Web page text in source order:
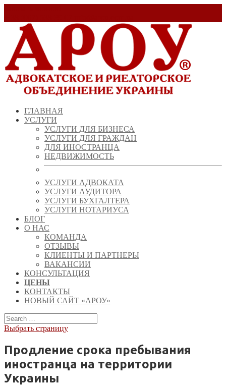
ГЛАВНАЯ
УСЛУГИ
УСЛУГИ ДЛЯ БИЗНЕСА
УСЛУГИ ДЛЯ ГРАЖДАН
ДЛЯ ИНОСТРАНЦА
НЕДВИЖИМОСТЬ
УСЛУГИ АДВОКАТА
УСЛУГИ АУДИТОРА
УСЛУГИ БУХГАЛТЕРА
УСЛУГИ НОТАРИУСА
БЛОГ
О НАС
КОМАНДА
ОТЗЫВЫ
КЛИЕНТЫ И ПАРТНЕРЫ
ВАКАНСИИ
КОНСУЛЬТАЦИЯ
ЦЕНЫ
КОНТАКТЫ
НОВЫЙ САЙТ «АРОУ»
Выбрать страницу
Продление срока пребывания
иностранца на территории
Украины